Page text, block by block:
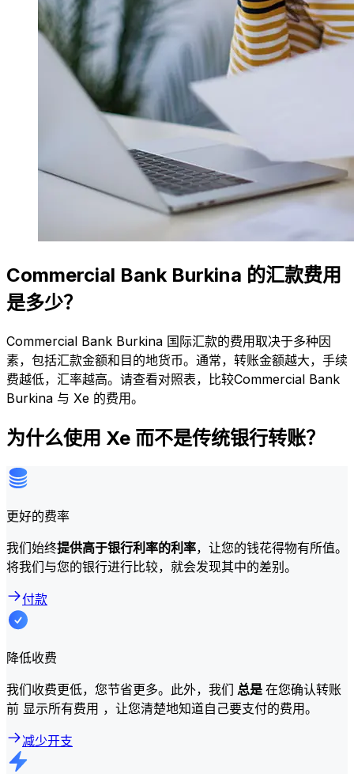
Commercial Bank Burkina 的汇款费用
是多少？
Commercial Bank Burkina 国际汇款的费用取决于多种因
素，包括汇款金额和目的地货币。通常，转账金额越大，手续
费越低，汇率越高。请查看对照表，比较Commercial Bank
Burkina 与 Xe 的费用。
为什么使用 Xe 而不是传统银行转账？
更好的费率
我们始终提供高于银行利率的利率，让您的钱花得物有所值。
将我们与您的银行进行比较，就会发现其中的差别。
付款
降低收费
我们收费更低，您节省更多。此外，我们 总是在您确认转账
前 显示所有费用 ，让您清楚地知道自己要支付的费用。
减少开支